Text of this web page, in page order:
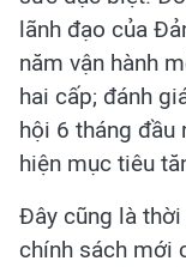
lãnh đạo của
năm vận hành
hai cấp; đánh
hội 6 tháng đầu
hiện mục tiêu
Đây cũng là
chính sách mới